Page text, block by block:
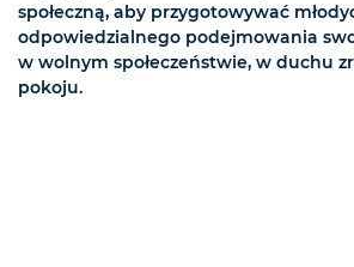
społeczną, aby przygotowywać
odpowiedzialnego podejmowania
w wolnym społeczeństwie, w duchu
pokoju.